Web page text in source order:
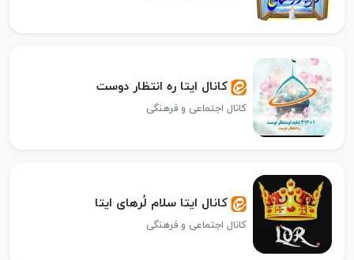
کانال ایتا ره انتظار دوست
کانال اجتماعی و فرهنگی
کانال ایتا سلام لُرهای ایتا
کانال اجتماعی و فرهنگی